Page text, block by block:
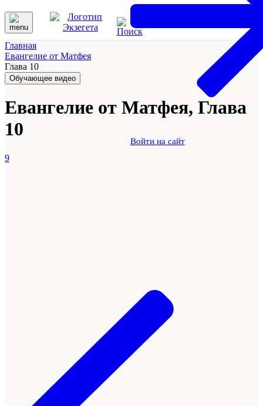
Войти на сайт
Главная
Евангелие от Матфея
Глава 10
Обучающее видео
Евангелие от Матфея, Глава
10
9